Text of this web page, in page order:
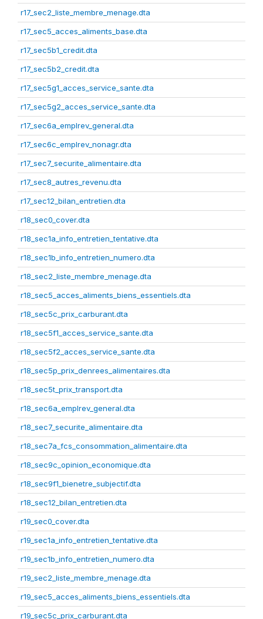
r17_sec2_liste_membre_menage.dta
r17_sec5_acces_aliments_base.dta
r17_sec5b1_credit.dta
r17_sec5b2_credit.dta
r17_sec5g1_acces_service_sante.dta
r17_sec5g2_acces_service_sante.dta
r17_sec6a_emplrev_general.dta
r17_sec6c_emplrev_nonagr.dta
r17_sec7_securite_alimentaire.dta
r17_sec8_autres_revenu.dta
r17_sec12_bilan_entretien.dta
r18_sec0_cover.dta
r18_sec1a_info_entretien_tentative.dta
r18_sec1b_info_entretien_numero.dta
r18_sec2_liste_membre_menage.dta
r18_sec5_acces_aliments_biens_essentiels.dta
r18_sec5c_prix_carburant.dta
r18_sec5f1_acces_service_sante.dta
r18_sec5f2_acces_service_sante.dta
r18_sec5p_prix_denrees_alimentaires.dta
r18_sec5t_prix_transport.dta
r18_sec6a_emplrev_general.dta
r18_sec7_securite_alimentaire.dta
r18_sec7a_fcs_consommation_alimentaire.dta
r18_sec9c_opinion_economique.dta
r18_sec9f1_bienetre_subjectif.dta
r18_sec12_bilan_entretien.dta
r19_sec0_cover.dta
r19_sec1a_info_entretien_tentative.dta
r19_sec1b_info_entretien_numero.dta
r19_sec2_liste_membre_menage.dta
r19_sec5_acces_aliments_biens_essentiels.dta
r19_sec5c_prix_carburant.dta